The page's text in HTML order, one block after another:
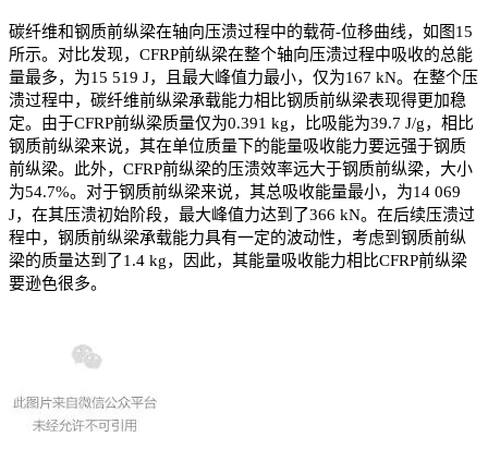
碳纤维和钢质前纵梁在轴向压溃过程中的载荷-位移曲线，如图15
所示。对比发现，CFRP前纵梁在整个轴向压溃过程中吸收的总能
量最多，为15 519 J，且最大峰值力最小，仅为167 kN。在整个压
溃过程中，碳纤维前纵梁承载能力相比钢质前纵梁表现得更加稳
定。由于CFRP前纵梁质量仅为0.391 kg，比吸能为39.7 J/g，相比
钢质前纵梁来说，其在单位质量下的能量吸收能力要远强于钢质
前纵梁。此外，CFRP前纵梁的压溃效率远大于钢质前纵梁，大小
为54.7%。对于钢质前纵梁来说，其总吸收能量最小，为14 069
J，在其压溃初始阶段，最大峰值力达到了366 kN。在后续压溃过
程中，钢质前纵梁承载能力具有一定的波动性，考虑到钢质前纵
梁的质量达到了1.4 kg，因此，其能量吸收能力相比CFRP前纵梁
要逊色很多。